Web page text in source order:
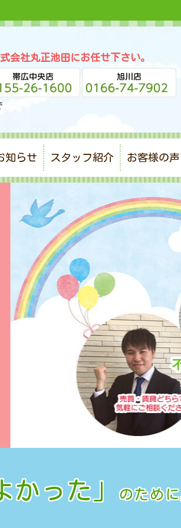
会社丸正池田にお任せ下さい。
知らせ スタッフ紹介 お客様の声
かった」 のため